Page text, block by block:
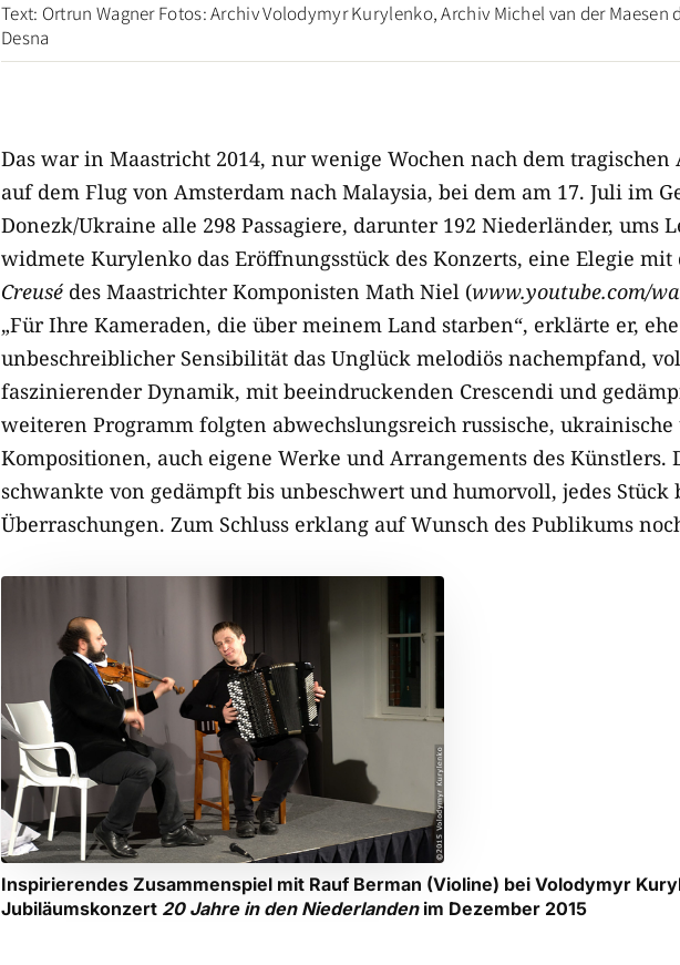
Text: Ortrun Wagner Fotos: Archiv Volodymyr ­Kurylenko, Archiv Michel van der Maesen
Desna
Das war in Maastricht 2014, nur wenige Wochen nach dem tragischen
auf dem Flug von Amsterdam nach Malaysia, bei dem am 17. Juli im
Donezk/Ukraine alle 298 Passagiere, darunter 192 Niederländer, ums
widmete Kurylenko das Eröffnungsstück des Konzerts, eine Elegie
Creusé des Maastrichter Komponisten Math Niel (www.youtube.com/
„Für Ihre Kameraden, die über meinem Land starben“, erklärte er,
unbeschreiblicher Sensibilität das Unglück melodiös nachempfand,
faszinierender Dynamik, mit beeindruckenden Crescendi und
weiteren Programm folgten abwechslungsreich russische,
Kompositionen, auch eigene Werke und Arrangements des Künstlers.
schwankte von gedämpft bis unbeschwert und humorvoll, jedes Stück
Überraschungen. Zum Schluss erklang auf Wunsch des Publikums
Inspirierendes Zusammenspiel mit Rauf Berman (Violine) bei Volodymyr
Jubiläumskonzert 20 Jahre in den Niederlandenim Dezember 2015